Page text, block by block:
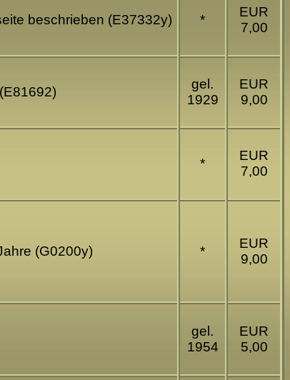
beschrieben (E37332y) *
EUR
7,00
gel.
1929
EUR
9,00
*
EUR
7,00
(G0200y) *
EUR
9,00
gel.
1954
EUR
5,00